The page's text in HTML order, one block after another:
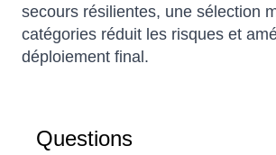
secours résilientes, une sélection
catégories réduit les risques et
déploiement final.
Questions